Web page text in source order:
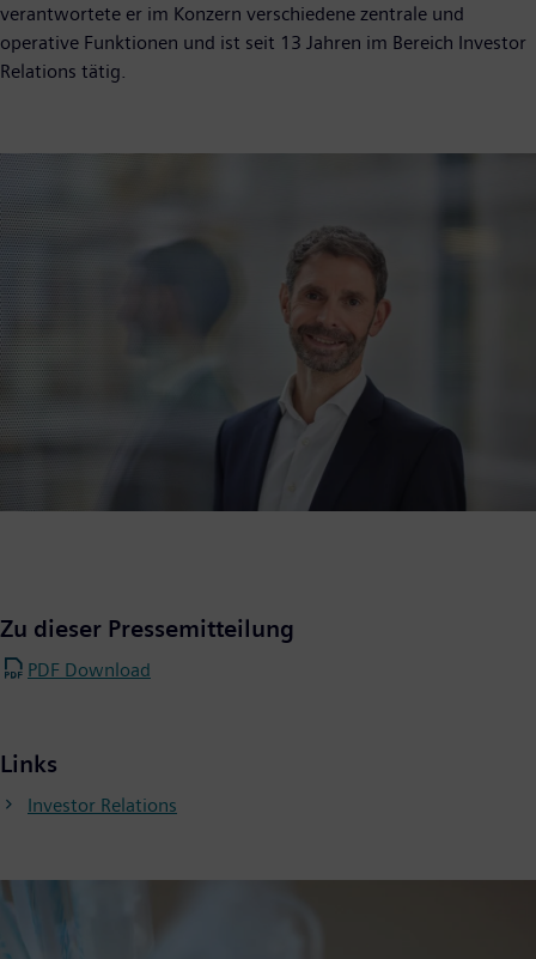
verantwortete er im Konzern verschiedene zentrale und
operative Funktionen und ist seit 13 Jahren im Bereich Investor
Relations tätig.
Zu dieser Pressemitteilung
PDF Download
Links
Investor Relations